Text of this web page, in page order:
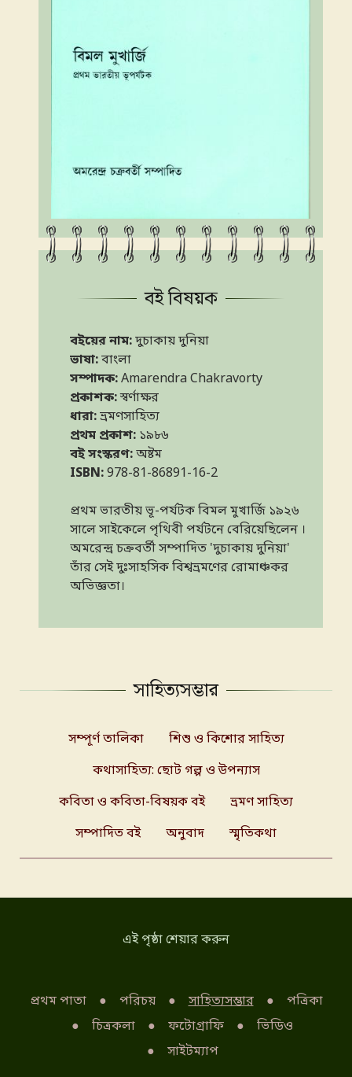
বই বিষয়ক
বইয়ের নাম:দুচাকায় দুনিয়া
ভাষা:বাংলা
সম্পাদক:Amarendra Chakravorty
প্রকাশক:স্বর্ণাক্ষর
ধারা:ভ্রমণসাহিত্য
প্রথম প্রকাশ: ১৯৮৬
বই সংস্করণ:অষ্টম
ISBN:978-81-86891-16-2
প্রথম ভারতীয় ভূ-পর্যটক বিমল মুখার্জি ১৯২৬
সালে সাইকেলে পৃথিবী পর্যটনে বেরিয়েছিলেন ।
অমরেন্দ্র চক্রবর্তী সম্পাদিত 'দুচাকায় দুনিয়া'
তাঁর সেই দুঃসাহসিক বিশ্বভ্রমণের রোমাঞ্চকর
অভিজ্ঞতা।
সাহিত্যসম্ভার
সম্পূর্ণ তালিকা
শিশু ও কিশোর সাহিত্য
কথাসাহিত্য: ছোট গল্প ও উপন্যাস
কবিতা ও কবিতা-বিষয়ক বই
ভ্রমণ সাহিত্য
সম্পাদিত বই
অনুবাদ স্মৃতিকথা
এই পৃষ্ঠা শেয়ার করুন
প্রথম পাতা পরিচয় সাহিত্যসম্ভার
পত্রিকা
চিত্রকলা
ফটোগ্রাফি
ভিডিও
সাইটম্যাপ